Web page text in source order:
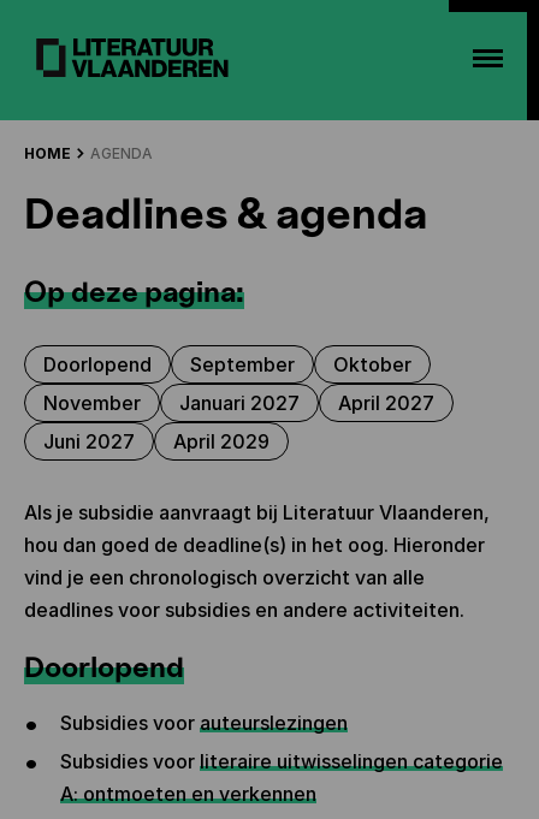
HOME AGENDA
Deadlines & agenda
Op deze pagina:
Doorlopend September
Oktober
November
Januari 2027
April 2027
Juni 2027
April 2029
Als je subsidie aanvraagt bij Literatuur Vlaanderen,
hou dan goed de deadline(s) in het oog. Hieronder
vind je een chronologisch overzicht van alle
deadlines voor subsidies en andere activiteiten.
Doorlopend
Subsidies voor auteurslezingen
Subsidies voor literaire uitwisselingen categorie
A: ontmoeten en verkennen